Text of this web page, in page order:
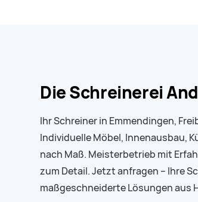
Die Schreinerei
Ihr Schreiner in Emmendingen,
Individuelle Möbel, Innenausbau,
nach Maß. Meisterbetrieb mit
zum Detail. Jetzt anfragen – Ihre
maßgeschneiderte Lösungen aus